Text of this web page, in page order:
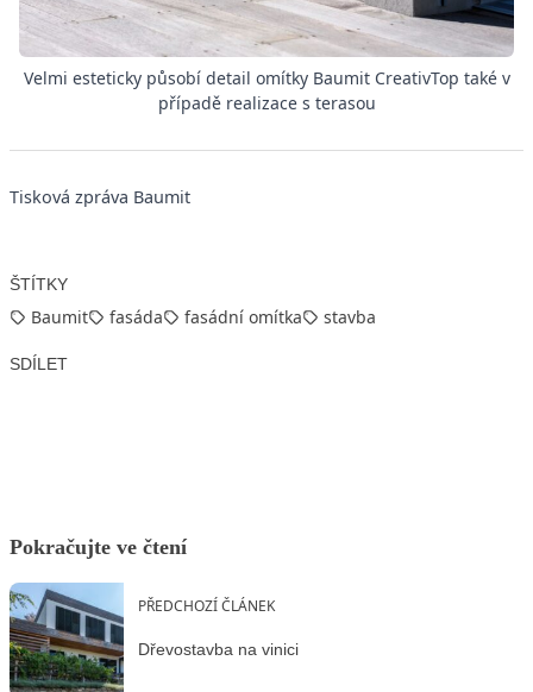
Velmi esteticky působí detail omítky Baumit CreativTop také v
případě realizace s terasou
Tisková zpráva Baumit
ŠTÍTKY
Baumit fasáda fasádní omítka stavba
SDÍLET
Pokračujte ve čtení
PŘEDCHOZÍ ČLÁNEK
Dřevostavba na vinici